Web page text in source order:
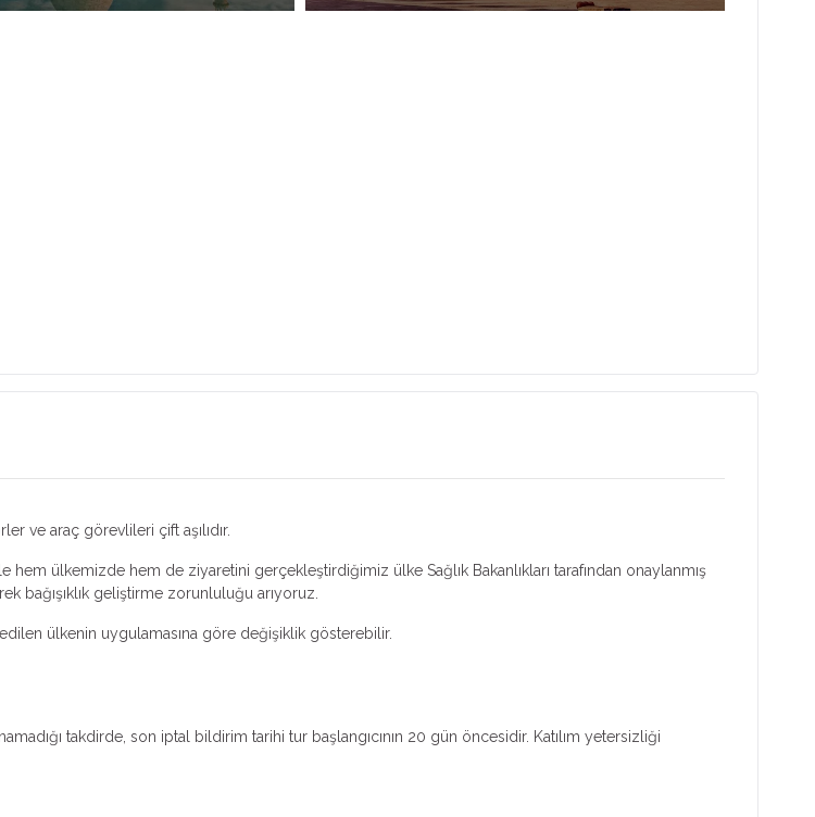
ve araç görevlileri çift aşılıdır.
hem ülkemizde hem de ziyaretini gerçekleştirdiğimiz ülke Sağlık Bakanlıkları tarafından onaylanmış
bağışıklık geliştirme zorunluluğu arıyoruz.
ülkenin uygulamasına göre değişiklik gösterebilir.
takdirde, son iptal bildirim tarihi tur başlangıcının 20 gün öncesidir. Katılım yetersizliği